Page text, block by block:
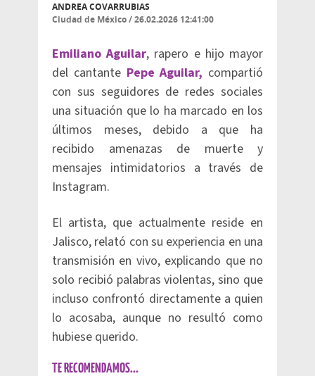
ANDREA COVARRUBIAS
Ciudad de México/26.02.2026 12:41:00
Emiliano Aguilar, rapero e hijo mayor
del cantante Pepe Aguilar, compartió
con sus seguidores de redes sociales
una situación que lo ha marcado en los
últimos meses, debido a que ha
recibido amenazas de muerte y
mensajes intimidatorios a través de
Instagram.
El artista, que actualmente reside en
Jalisco, relató con su experiencia en una
transmisión en vivo, explicando que no
solo recibió palabras violentas, sino que
incluso confrontó directamente a quien
lo acosaba, aunque no resultó como
hubiese querido.
TE RECOMENDAMOS...